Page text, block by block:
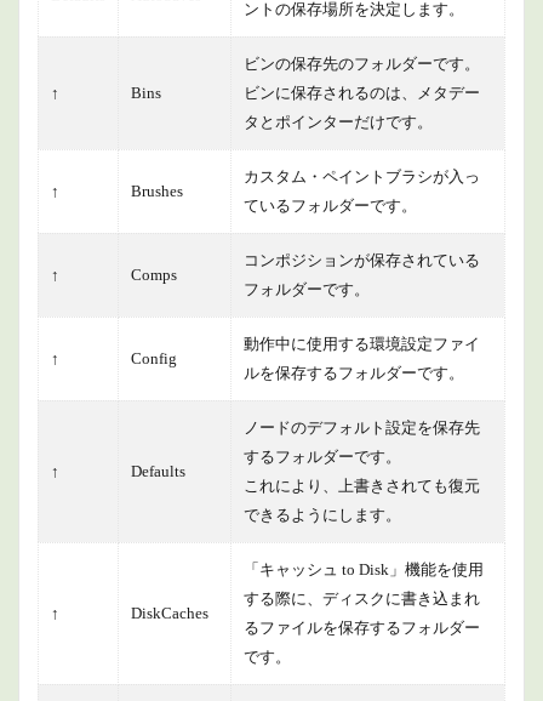
ントの保存場所を決定します。
↑ Bins
ビンの保存先のフォルダーです。
ビンに保存されるのは、メタデー
タとポインターだけです。
↑ Brushes
カスタム・ペイントブラシが入っ
ているフォルダーです。
↑ Comps
コンポジションが保存されている
フォルダーです。
↑ Config
動作中に使用する環境設定ファイ
ルを保存するフォルダーです。
↑ Defaults
ノードのデフォルト設定を保存先
するフォルダーです。
これにより、上書きされても復元
できるようにします。
↑ DiskCaches
「キャッシュ to Disk」機能を使用
する際に、ディスクに書き込まれ
るファイルを保存するフォルダー
です。